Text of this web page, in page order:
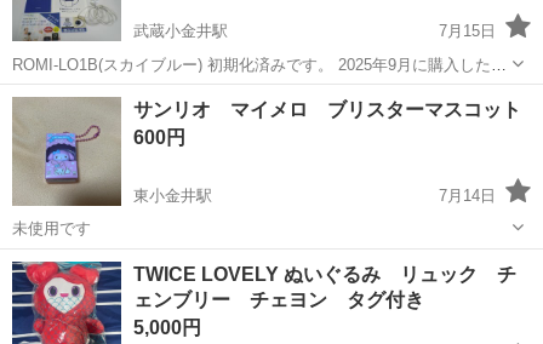
武蔵小金井駅
7月15日
ROMI-LO1B(スカイブルー) 初期化済みです。 2025年9月に購入したも
のです。 使用期間は2週間程度で、その後元の箱に入れて保管してあ
ります。 興味本位で購入しましたが、殆ど会話することがないので出
品するこ...
東京 小金井市 武蔵小金井駅 その他 ロミィ
サンリオ マイメロ ブリスターマスコット
600円
東小金井駅
7月14日
未使用です
東京 小金井市 その他
TWICE LOVELY ぬいぐるみ リュック チ
ェンブリー チェヨン タグ付き
5,000円